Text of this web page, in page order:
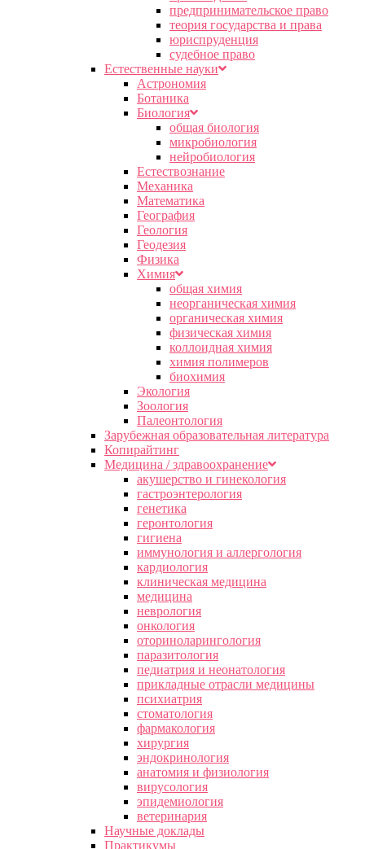
предпринимательское право
теория государства и права
юриспруденция
судебное право
Естественные науки
Астрономия
Ботаника
Биология
общая биология
микробиология
нейробиология
Естествознание
Механика
Математика
География
Геология
Геодезия
Физика
Химия
общая химия
неорганическая химия
органическая химия
физическая химия
коллоидная химия
химия полимеров
биохимия
Экология
Зоология
Палеонтология
Зарубежная образовательная литература
Копирайтинг
Медицина / здравоохранение
акушерство и гинекология
гастроэнтерология
генетика
геронтология
гигиена
иммунология и аллергология
кардиология
клиническая медицина
медицина
неврология
онкология
оториноларингология
паразитология
педиатрия и неонатология
прикладные отрасли медицины
психиатрия
стоматология
фармакология
хирургия
эндокринология
анатомия и физиология
вирусология
эпидемиология
ветеринария
Научные доклады
Практикумы